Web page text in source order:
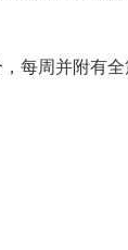
周并附有全